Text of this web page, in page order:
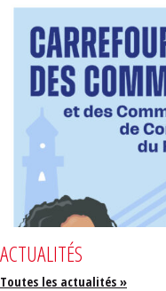
ACTUALITÉS
Toutes les actualités »